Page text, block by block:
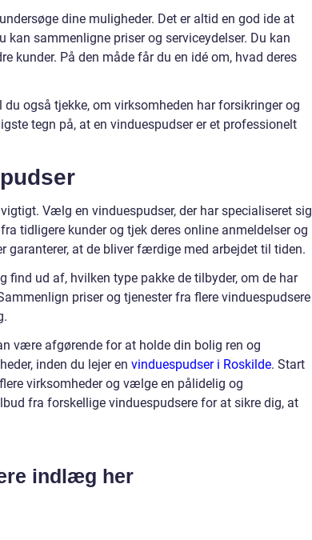
dine muligheder. Det er altid en god ide at
kan sammenligne priser og serviceydelser. Du kan
kunder. På den måde får du en idé om, hvad deres
også tjekke, om virksomheden har forsikringer og
tegn på, at en vinduespudser er et professionelt
Vælg en vinduespudser, der har specialiseret sig
tidligere kunder og tjek deres online anmeldelser og
garanterer, at de bliver færdige med arbejdet til tiden.
find ud af, hvilken type pakke de tilbyder, om de har
priser og tjenester fra flere vinduespudsere
være afgørende for at holde din bolig ren og
inden du lejer en vinduespudser i Roskilde. Start
virksomheder og vælge en pålidelig og
fra forskellige vinduespudsere for at sikre dig, at
indlæg her